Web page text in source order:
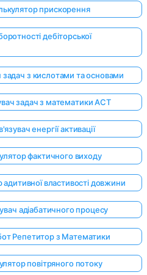
прискорення
дебіторської
з кислотами та основами
задач з математики ACT
енергії активації
фактичного виходу
властивості довжини
адіабатичного процесу
Репетитор з Математики
повітряного потоку